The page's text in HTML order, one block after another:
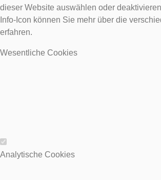
dieser Website auswählen oder
Info-Icon können Sie mehr über die
erfahren.
Wesentliche Cookies
Wesentliche Cookies
Analytische Cookies